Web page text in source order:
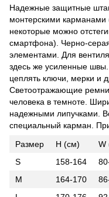
Надежные защитные
монтерскими карманами
некоторые можно
смартфона). Черно-
элементами. Для
здесь же усиленные
цеплять ключи, мерки и
Светоотражающие ремни
человека в темноте.
надежными липучками.
специальный карман.
Размер
H (cм)
W
S
158-164
M
164-170